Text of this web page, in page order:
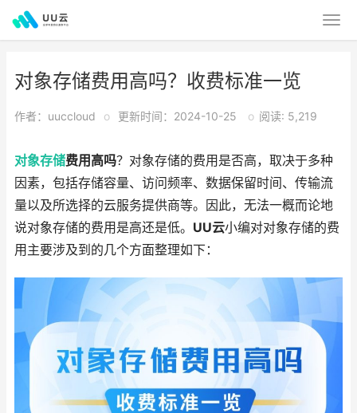
对象存储费用高吗？收费标准一览
作者：uuccloud o 更新时间：2024-10-25 o 阅读: 5,219
对象存储费用高吗？对象存储的费用是否高，取决于多种
因素，包括存储容量、访问频率、数据保留时间、传输流
量以及所选择的云服务提供商等。因此，无法一概而论地
说对象存储的费用是高还是低。 UU云小编对对象存储的费
用主要涉及到的几个方面整理如下：